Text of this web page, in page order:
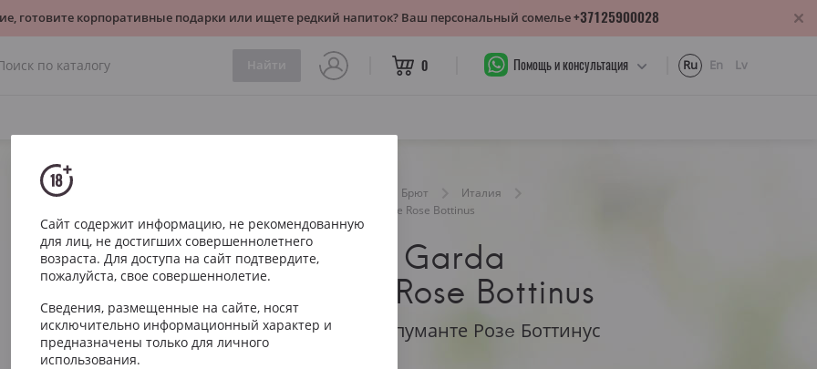
0 Помощь и консультация Ru En Lv
Брют
Италия
Bottenago Garda Spumante Rose Bottinus
Bottenago Garda
Spumante Rose Bottinus
Боттенаго Гарда Спуманте Розe Боттинус
Сайт содержит информацию, не рекомендованную
для лиц, не достигших совершеннолетнего
возраста. Для доступа на сайт подтвердите,
пожалуйста, свое совершеннолетие.
Сведения, размещенные на сайте, носят
исключительно информационный характер и
предназначены только для личного
использования.
готовите корпоративные подарки или ищете редкий напиток? Ваш персональный сомелье+37125900028